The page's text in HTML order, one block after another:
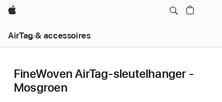
Apple
AirTag & accessoires
FineWoven AirTag‑sleutelhanger -
Mosgroen